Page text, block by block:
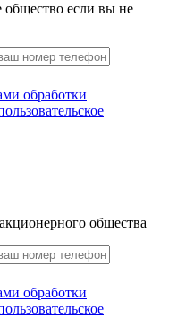
общество если вы не
обработки
общества
обработки